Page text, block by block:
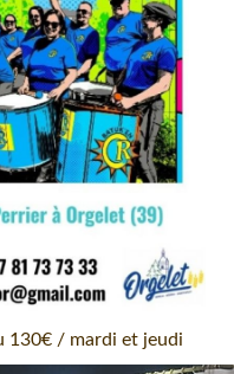
130€ / mardi et jeudi